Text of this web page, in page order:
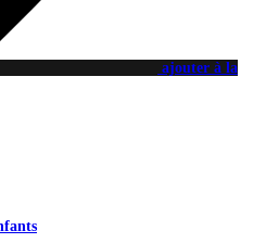
ajouter à la